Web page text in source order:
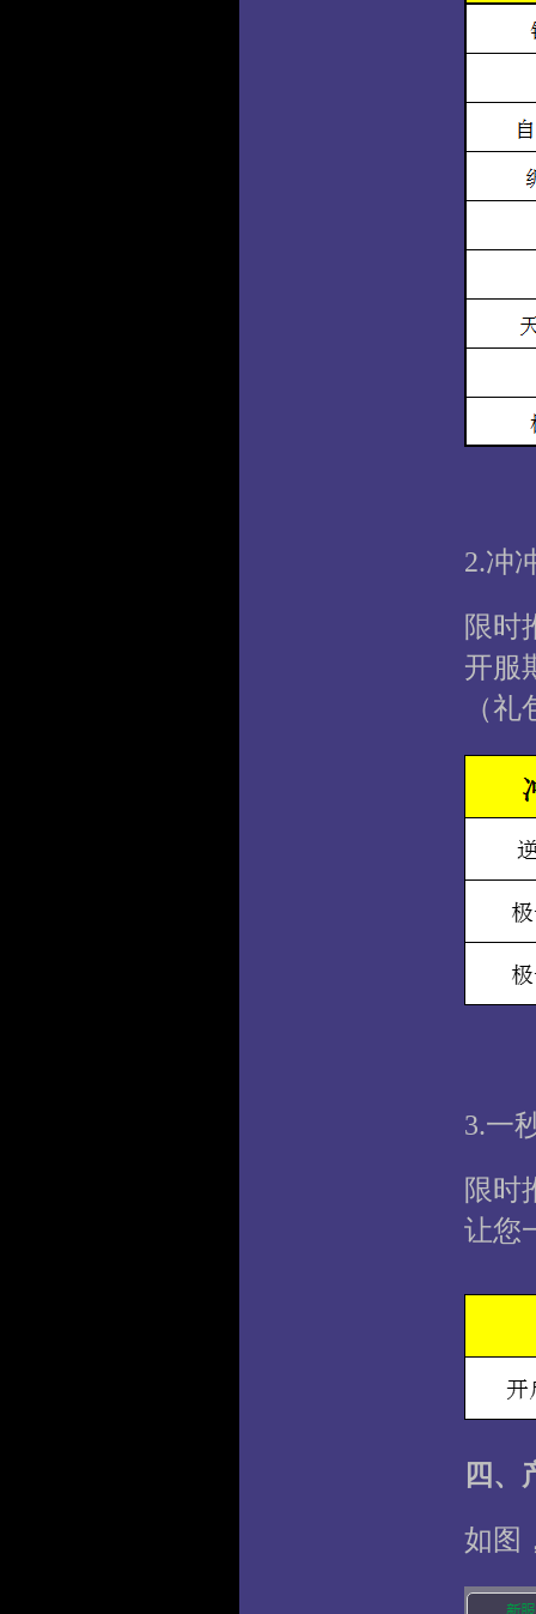
2.冲
限时
开服
（
3.一
限时
让您
四、
如图